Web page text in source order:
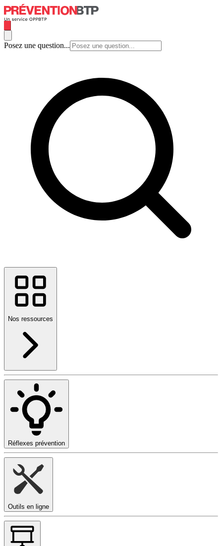
Posez une question...
Nos ressources
Réflexes prévention
Outils en ligne